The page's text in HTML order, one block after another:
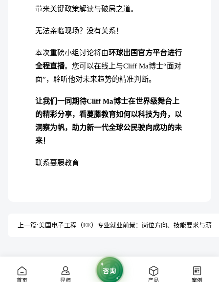
带来关键政策解读与破局之道。
无法亲临现场？没有关系！
本次重磅小组讨论将由环球出国官方平台进行
全程直播。您可以在线上与Cliff Ma博士“面对
面”，聆听他对未来趋势的精准判断。
让我们一同期待Cliff Ma博士在世界级舞台上
的精彩分享，看蔓藤教育如何以科技为舟，以
洞察为帆，助力新一代全球公民驶向成功的未
来！
联系蔓藤教育
上一篇:
首页 导师
咨询
产品 案例